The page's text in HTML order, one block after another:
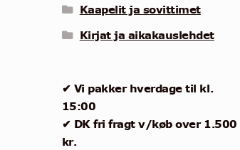
Kaapelit ja sovittimet
Kirjat ja aikakauslehdet
✔ Vi pakker hverdage til kl.
15:00
✔ DK fri fragt v/køb over 1.500
kr.